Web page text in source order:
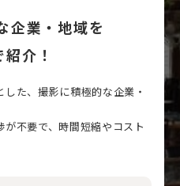
企業・地域を
紹介！
た、撮影に積極的な企業・
不要で、時間短縮やコスト